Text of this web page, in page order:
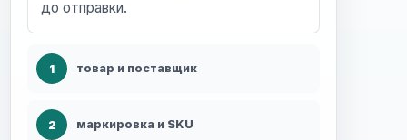
до отправки.
1 товар и поставщик
2 маркировка и SKU